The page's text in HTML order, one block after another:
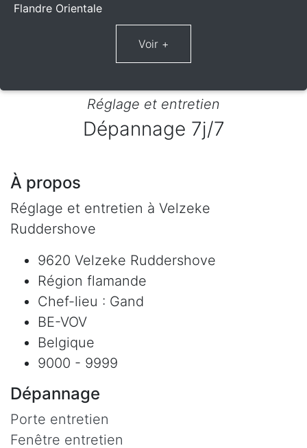
Flandre Orientale
Réglage et entretien
Dépannage 7j/7
À propos
Réglage et entretien à Velzeke
Ruddershove
9620 Velzeke Ruddershove
Région flamande
Chef-lieu : Gand
BE-VOV
Belgique
9000 - 9999
Dépannage
Porte entretien
Fenêtre entretien